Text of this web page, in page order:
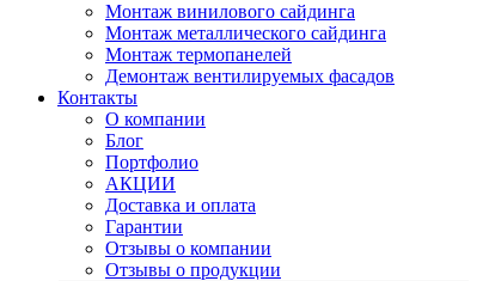
Монтаж винилового сайдинга
Монтаж металлического сайдинга
Монтаж термопанелей
Демонтаж вентилируемых фасадов
Контакты
О компании
Блог
Портфолио
АКЦИИ
Доставка и оплата
Гарантии
Отзывы о компании
Отзывы о продукции